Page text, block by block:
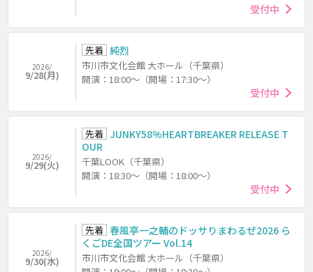
受付中
2026/
9/28(月)
先着 純烈
市川市文化会館 大ホール（千葉県）
開演：18:00～（開場：17:30～）
受付中
2026/
9/29(火)
先着 JUNKY58%HEARTBREAKER RELEASE T
OUR
千葉LOOK（千葉県）
開演：18:30～（開場：18:00～）
受付中
2026/
9/30(水)
先着 春風亭一之輔のドッサりまわるぜ2026 ら
くごDE全国ツアー Vol.14
市川市文化会館 大ホール（千葉県）